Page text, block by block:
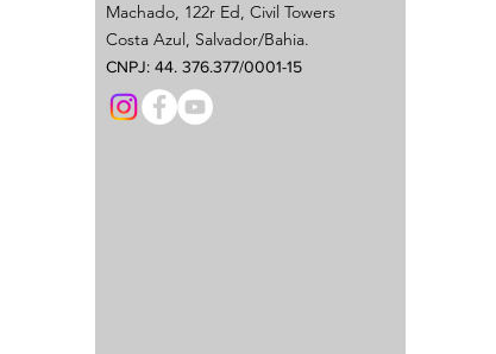
Machado, 122r Ed, Civil Towers
Costa Azul, Salvador/Bahia.
CNPJ: 44. 376.377/0001-15